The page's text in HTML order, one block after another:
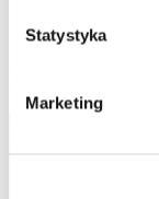
Statystyka
Marketing
tymianek